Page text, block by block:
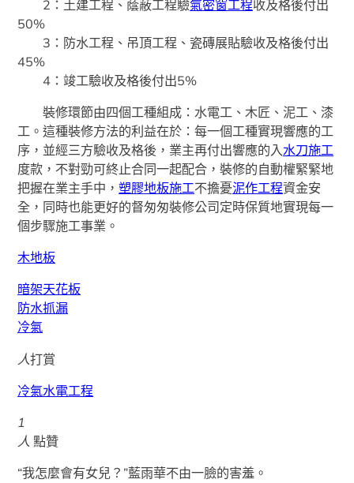
2：土建工程、蔭蔽工程驗氣密窗工程收及格後付出
50%
3：防水工程、吊頂工程、瓷磚展貼驗收及格後付出
45%
4：竣工驗收及格後付出5%
裝修環節由四個工種組成：水電工、木匠、泥工、漆
工。這種裝修方法的利益在於：每一個工種實現響應的工
序，並經三方驗收及格後，業主再付出響應的入 水刀施工
度款，不對勁可終止合同一起配合，裝修的自動權緊緊地
把握在業主手中，塑膠地板施工不擔憂泥作工程資金安
全，同時也能更好的督匆匆裝修公司定時保質地實現每一
個步驟施工事業。
木地板
暗架天花板
防水抓漏
冷氣
人打賞
冷氣水電工程
1
人 點贊
“我怎麼會有女兒？”藍雨華不由一臉的害羞。